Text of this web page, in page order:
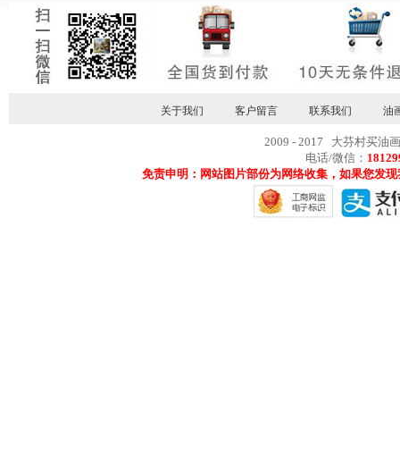
关于我们 客户留言 联系我们 油
2009 - 2017 大芬村买油
电话/微信：
免责申明：网站图片部份为网络收集，如果您发